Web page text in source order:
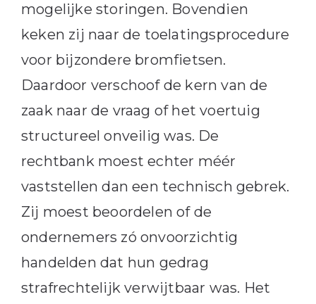
mogelijke storingen. Bovendien
keken zij naar de toelatingsprocedure
voor bijzondere bromfietsen.
Daardoor verschoof de kern van de
zaak naar de vraag of het voertuig
structureel onveilig was. De
rechtbank moest echter méér
vaststellen dan een technisch gebrek.
Zij moest beoordelen of de
ondernemers zó onvoorzichtig
handelden dat hun gedrag
strafrechtelijk verwijtbaar was. Het